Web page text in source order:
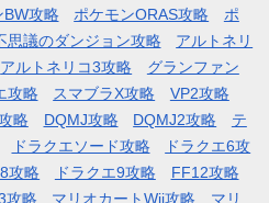
BW攻略 ポケモンORAS攻略
ポ
思議のダンジョン攻略
アルトネリ
アルトネリコ3攻略
グランファン
攻略 スマブラX攻略
VP2攻略
略
DQMJ攻略 DQMJ2攻略
テ
ドラクエソード攻略
ドラクエ6攻
攻略 ドラクエ9攻略
FF12攻略
攻略 マリオカートWii攻略 マリ